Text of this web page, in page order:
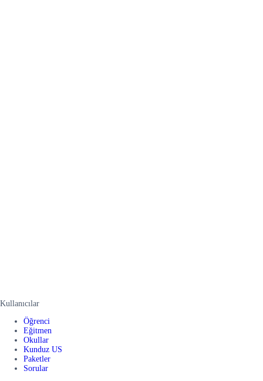
Kullanıcılar
Öğrenci
Eğitmen
Okullar
Kunduz US
Paketler
Sorular